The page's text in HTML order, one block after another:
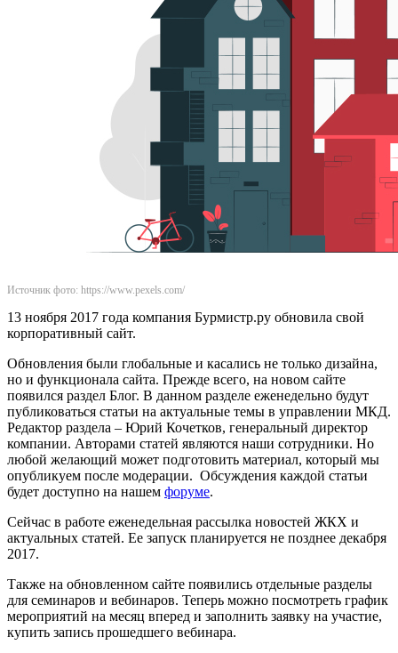
Источник фото: https://www.pexels.com/
13 ноября 2017 года компания Бурмистр.ру обновила свой
корпоративный сайт.
Обновления были глобальные и касались не только дизайна,
но и функционала сайта. Прежде всего, на новом сайте
появился раздел Блог. В данном разделе еженедельно будут
публиковаться статьи на актуальные темы в управлении МКД.
Редактор раздела – Юрий Кочетков, генеральный директор
компании. Авторами статей являются наши сотрудники. Но
любой желающий может подготовить материал, который мы
опубликуем после модерации. Обсуждения каждой статьи
будет доступно на нашем форуме.
Сейчас в работе еженедельная рассылка новостей ЖКХ и
актуальных статей. Ее запуск планируется не позднее декабря
2017.
Также на обновленном сайте появились отдельные разделы
для семинаров и вебинаров. Теперь можно посмотреть график
мероприятий на месяц вперед и заполнить заявку на участие,
купить запись прошедшего вебинара.